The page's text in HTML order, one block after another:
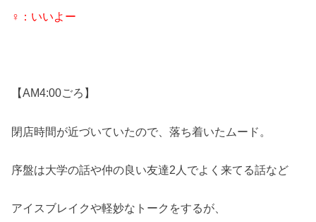
♀：いいよー
【AM4:00ごろ】
閉店時間が近づいていたので、落ち着いたムード。
序盤は大学の話や仲の良い友達2人でよく来てる話など
アイスブレイクや軽妙なトークをするが、